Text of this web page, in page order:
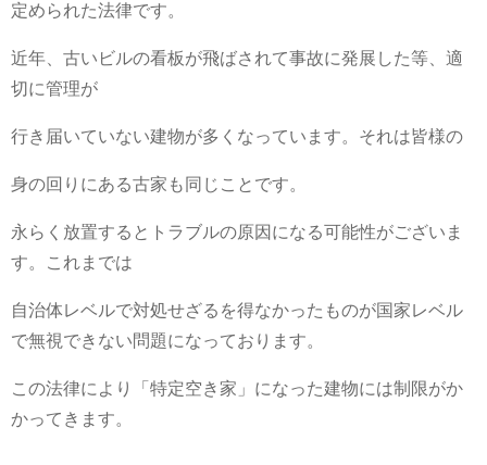
定められた法律です。
近年、古いビルの看板が飛ばされて事故に発展した等、適
切に管理が
行き届いていない建物が多くなっています。それは皆様の
身の回りにある古家も同じことです。
永らく放置するとトラブルの原因になる可能性がございま
す。これまでは
自治体レベルで対処せざるを得なかったものが国家レベル
で無視できない問題になっております。
この法律により「特定空き家」になった建物には制限がか
かってきます。